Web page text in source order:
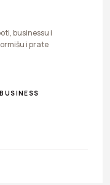
businessu i
i prate
BUSINESS